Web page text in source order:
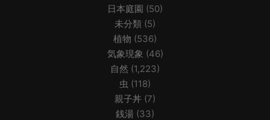
日本庭園 (50)
未分類 (5)
植物 (536)
気象現象 (46)
自然 (1,223)
虫 (118)
親子丼 (7)
銭湯 (33)